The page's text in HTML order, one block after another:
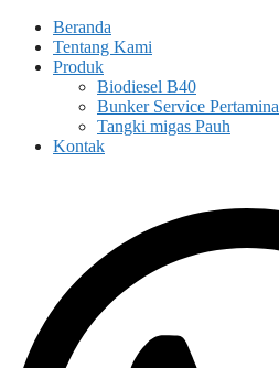
Beranda
Tentang Kami
Produk
Biodiesel B40
Bunker Service Pertamina
Tangki migas Pauh
Kontak